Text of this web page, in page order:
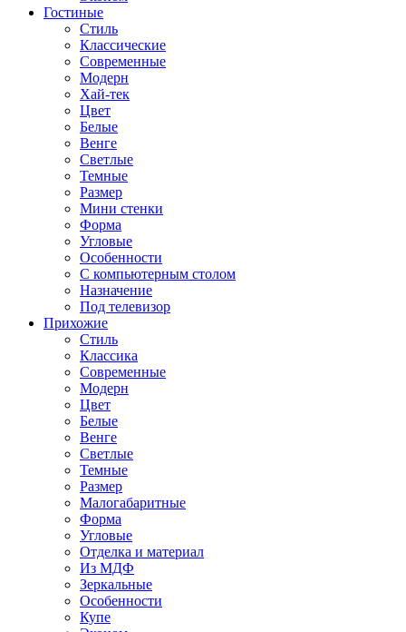
Гостиные
Стиль
Классические
Современные
Модерн
Хай-тек
Цвет
Белые
Венге
Светлые
Темные
Размер
Мини стенки
Форма
Угловые
Особенности
С компьютерным столом
Назначение
Под телевизор
Прихожие
Стиль
Классика
Современные
Модерн
Цвет
Белые
Венге
Светлые
Темные
Размер
Малогабаритные
Форма
Угловые
Отделка и материал
Из МДФ
Зеркальные
Особенности
Купе